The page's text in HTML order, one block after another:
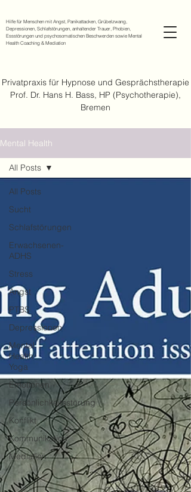
Hilfe für Menschen mit Angst, Panikattacken, Grübelzwang,
Depressionen, Schlafstörungen, anhaltender Trauer, Phobien,
Essstörungen und psychosomatischen Beschwerden sowie Mental
Health Coaching & Mediation
Privatpraxis für Hypnose und Gesprächstherapie
Prof. Dr. Hans H. Bass, HP (Psychotherapie),
Bremen
Mental Health
All Posts
Sucht
Schlafstörungen
Erwachsenen-
ADHS
Stress
Angst
PTBS
Depressionen
Mental
Health
Yoga
Emotionen
Persönlichkeitsstörung
Konflikt
Kommunikation
Mediation
All Posts